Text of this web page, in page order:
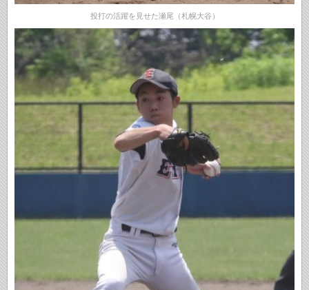
投打の活躍を見せた瀬尾（札幌大谷）